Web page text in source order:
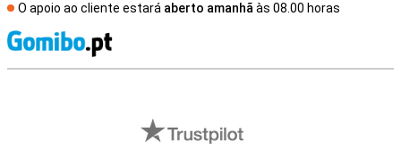
O apoio ao cliente estará aberto amanhã às 08.00 horas